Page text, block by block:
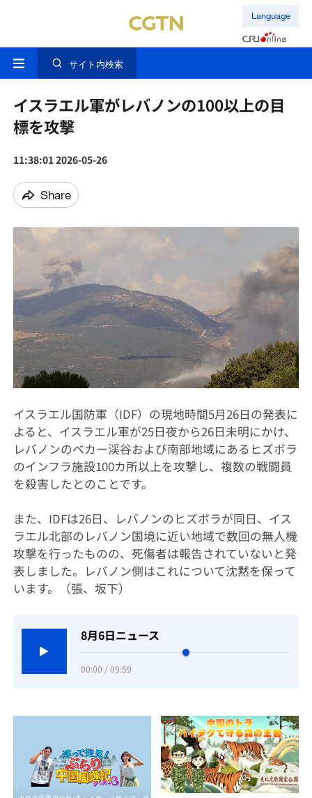
Language
サイト内検索
イスラエル軍がレバノンの100以上の目
標を攻撃
11:38:01 2026-05-26
Share
イスラエル国防軍（IDF）の現地時間5月26日の発表に
よると、イスラエル軍が25日夜から26日未明にかけ、
レバノンのベカー渓谷および南部地域にあるヒズボラ
のインフラ施設100カ所以上を攻撃し、複数の戦闘員
を殺害したとのことです。
また、IDFは26日、レバノンのヒズボラが同日、イス
ラエル北部のレバノン国境に近い地域で数回の無人機
攻撃を行ったものの、死傷者は報告されていないと発
表しました。レバノン側はこれについて沈黙を保って
います。（張、坂下）
8月6日ニュース
00:00 / 09:59